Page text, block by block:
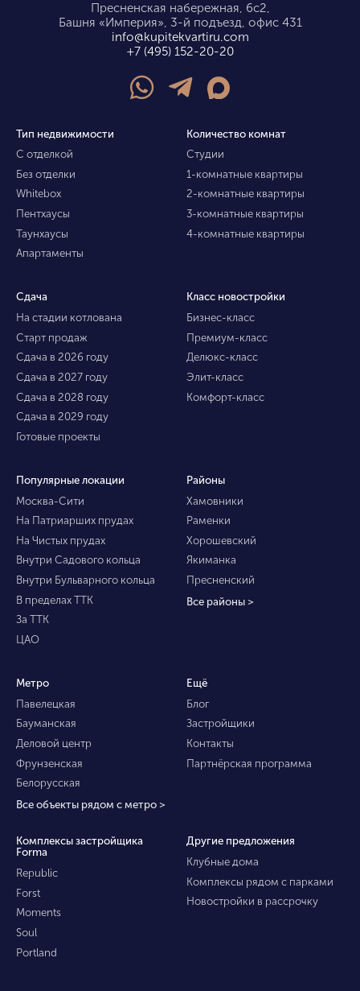
Пресненская набережная, 6с2,
Башня «Империя», 3-й подъезд, офис 431
info@kupitekvartiru.com
+7 (495) 152-20-20
Тип недвижимости
С отделкой
Без отделки
Whitebox
Пентхаусы
Таунхаусы
Апартаменты
Количество комнат
Студии
1-комнатные квартиры
2-комнатные квартиры
3-комнатные квартиры
4-комнатные квартиры
Сдача
На стадии котлована
Старт продаж
Сдача в 2026 году
Сдача в 2027 году
Сдача в 2028 году
Сдача в 2029 году
Готовые проекты
Класс новостройки
Бизнес-класс
Премиум-класс
Делюкс-класс
Элит-класс
Комфорт-класс
Популярные локации
Москва-Сити
На Патриарших прудах
На Чистых прудах
Внутри Садового кольца
Внутри Бульварного кольца
В пределах ТТК
За ТТК
ЦАО
Районы
Хамовники
Раменки
Хорошевский
Якиманка
Пресненский
Все районы >
Метро
Павелецкая
Бауманская
Деловой центр
Фрунзенская
Белорусская
Все объекты рядом с метро >
Ещё
Блог
Застройщики
Контакты
Партнёрская программа
Комплексы застройщика
Forma
Republic
Forst
Moments
Soul
Portland
Другие предложения
Клубные дома
Комплексы рядом с парками
Новостройки в рассрочку